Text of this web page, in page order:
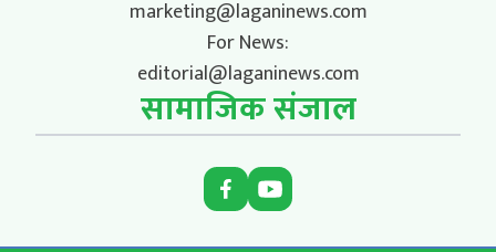
marketing@laganinews.com
For News:
editorial@laganinews.com
सामाजिक संजाल